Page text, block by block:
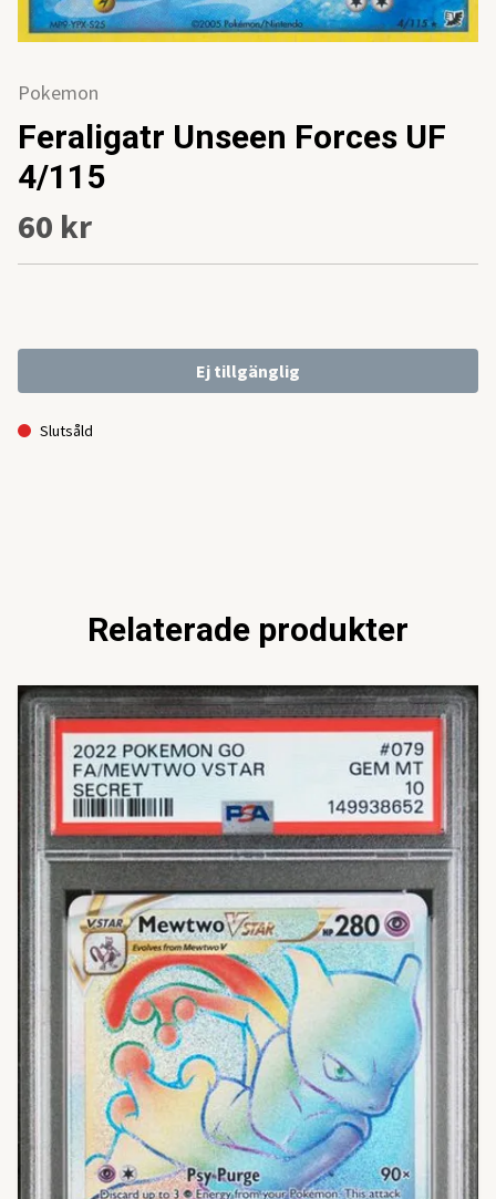
Pokemon
Feraligatr Unseen Forces UF
4/115
60 kr
Ej tillgänglig
Slutsåld
Relaterade produkter